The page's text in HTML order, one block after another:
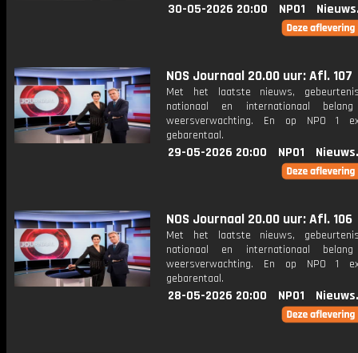
30-05-2026 20:00 NPO1
NOS Journaal 20.00 uur: Afl. 107
Met het laatste nieuws,
nationaal en internationaal
weersverwachting. En op NPO 1
gebarentaal.
29-05-2026 20:00 NPO1
NOS Journaal 20.00 uur: Afl. 106
Met het laatste nieuws,
nationaal en internationaal
weersverwachting. En op NPO 1
gebarentaal.
28-05-2026 20:00 NPO1